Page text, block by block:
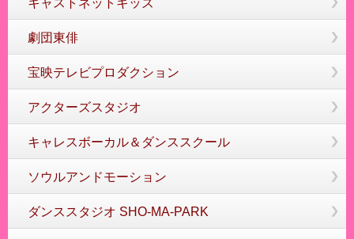
キャストネットキッズ
劇団東俳
宝映テレビプロダクション
アクターズスタジオ
キャレスボーカル＆ダンススクール
ソウルアンドモーション
ダンススタジオ SHO-MA-PARK